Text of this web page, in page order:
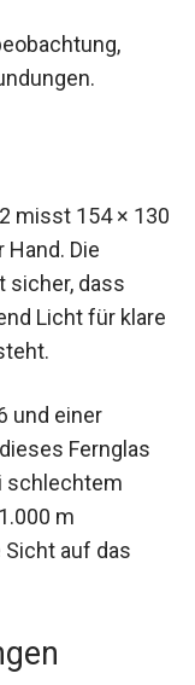
mit
für
misst 154 ×
der Hand. Die
dass
steht.
und einer
Fernglas
schlechtem
m